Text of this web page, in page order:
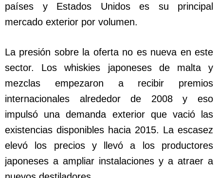
países y Estados Unidos es su principal
mercado exterior por volumen.
La presión sobre la oferta no es nueva en este
sector. Los whiskies japoneses de malta y
mezclas empezaron a recibir premios
internacionales alrededor de 2008 y eso
impulsó una demanda exterior que vació las
existencias disponibles hacia 2015. La escasez
elevó los precios y llevó a los productores
japoneses a ampliar instalaciones y a atraer a